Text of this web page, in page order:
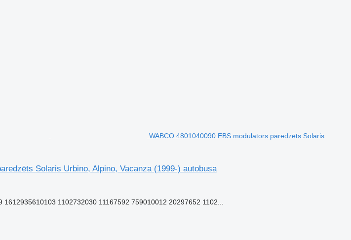
WABCO 4801040090 EBS modulators paredzēts Solaris
Solaris Urbino, Alpino, Vacanza (1999-) autobusa
1102732030 11167592 759010012 20297652 1102...